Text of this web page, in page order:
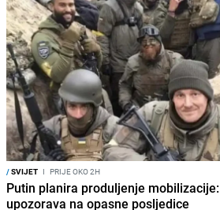
/SVIJET I PRIJE OKO 2H
Putin planira produljenje
upozorava na opasne posljedice